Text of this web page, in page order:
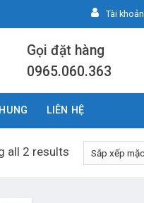
Tài khoản
Gọi đặt hàng
0965.060.363
LIÊN HỆ
all 2 results